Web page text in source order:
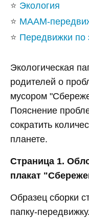
⭐ Экология
⭐ МААМ-
⭐ Передвижки по
Экологическая
родителей о
мусором
Пояснение
сократить
планете.
Страница 1.
плакат
Образец сборки
папку-передвижку.